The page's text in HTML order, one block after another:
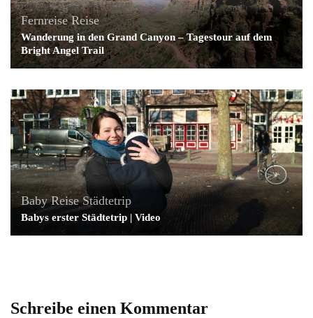
Fernreise Reise
Wanderung in den Grand Canyon – Tagestour auf dem
Bright Angel Trail
Baby Reise Städtetrip
Babys erster Städtetrip | Video
Schreibe einen Kommentar